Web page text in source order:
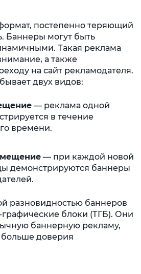
постепенно теряющий
Баннеры могут быть
Такая реклама
а также
на сайт рекламодателя.
двух видов:
— реклама одной
в течение
времени.
— при каждой новой
демонстрируются баннеры
разновидностью баннеров
графические блоки (ТГБ). Они
баннерную рекламу,
доверия